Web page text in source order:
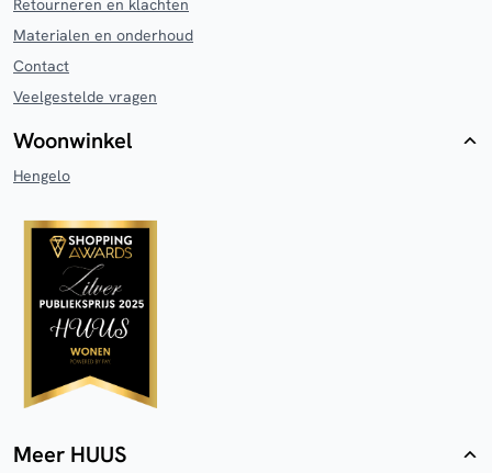
Retourneren en klachten
Materialen en onderhoud
Contact
Veelgestelde vragen
Woonwinkel
Hengelo
Meer HUUS